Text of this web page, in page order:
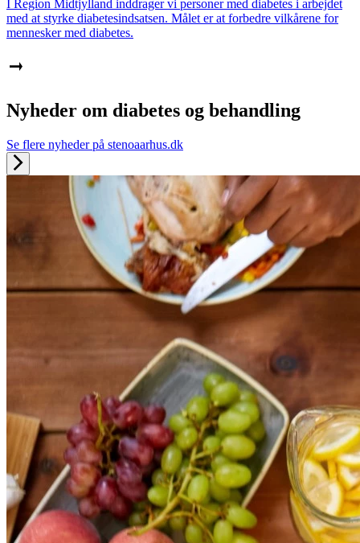
I Region Midtjylland inddrager vi personer med diabetes i arbejdet
med at styrke diabetesindsatsen. Målet er at forbedre vilkårene for
mennesker med diabetes.
Nyheder om diabetes og behandling
Se flere nyheder på stenoaarhus.dk